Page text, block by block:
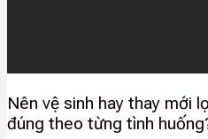
Nên vệ sinh hay thay mới
đúng theo từng tình